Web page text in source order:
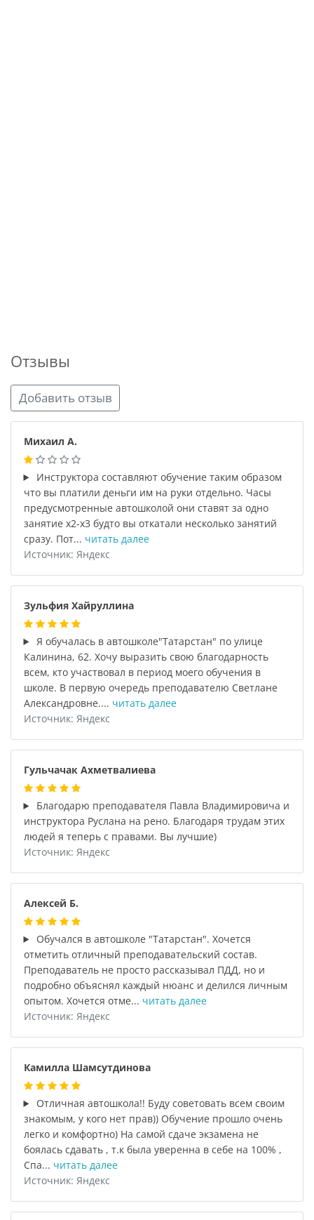
Отзывы
Добавить отзыв
Михаил А.
Инструктора составляют обучение таким образом
что вы платили деньги им на руки отдельно. Часы
предусмотренные автошколой они ставят за одно
занятие х2-х3 будто вы откатали несколько занятий
сразу. Пот... читать далее
Источник: Яндекс
Зульфия Хайруллина
Я обучалась в автошколе"Татарстан" по улице
Калинина, 62. Хочу выразить свою благодарность
всем, кто участвовал в период моего обучения в
школе. В первую очередь преподавателю Светлане
Александровне.... читать далее
Источник: Яндекс
Гульчачак Ахметвалиева
Благодарю преподавателя Павла Владимировича и
инструктора Руслана на рено. Благодаря трудам этих
людей я теперь с правами. Вы лучшие)
Источник: Яндекс
Алексей Б.
Обучался в автошколе "Татарстан". Хочется
отметить отличный преподавательский состав.
Преподаватель не просто рассказывал ПДД, но и
подробно объяснял каждый нюанс и делился личным
опытом. Хочется отме... читать далее
Источник: Яндекс
Камилла Шамсутдинова
Отличная автошкола!! Буду советовать всем своим
знакомым, у кого нет прав)) Обучение прошло очень
легко и комфортно) На самой сдаче экзамена не
боялась сдавать , т.к была уверенна в себе на 100% ,
Спа... читать далее
Источник: Яндекс